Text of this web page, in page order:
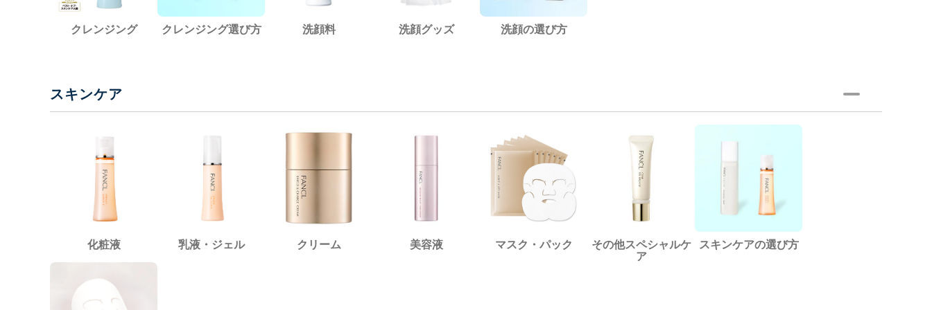
クレンジング クレンジング選び方 洗顔料 洗顔グッズ 洗顔の選び方
スキンケア
化粧液 乳液・ジェル クリーム 美容液 マスク・パック
その他スペシャルケ
ア
スキンケアの選び方